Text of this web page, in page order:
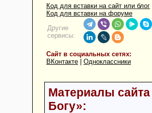
Код для вставки на сайт или блог
Код для вставки на форуме
Другие
сервисы:
Сайт в социальных сетях:
ВКонтакте
Одноклассники
Материалы
Богу»: